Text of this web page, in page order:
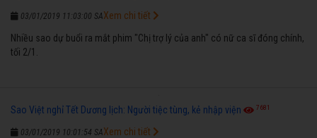
03/01/2019 11:03:00 SA
Nhiều sao dự buổi ra mắt phim "Chị trợ lý của anh" có nữ ca sĩ đóng chính,
tối 2/1.
Xem chi tiết
Sao Việt nghỉ Tết Dương lịch: Người tiệc tùng, kẻ nhập viện 7681
03/01/2019 10:01:54 SAXem chi tiết